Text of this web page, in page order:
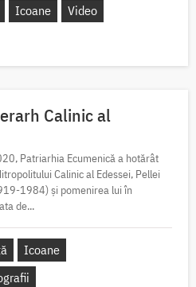
Icoane
Video
Calinic al
Patriarhia Ecumenică a hotărât
Calinic al Edessei, Pellei
1984) și pomenirea lui în
de...
Icoane